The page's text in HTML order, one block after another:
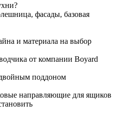
фасады, базовая
и материала на выбор
от компании Boyard
поддоном
направляющие для ящиков